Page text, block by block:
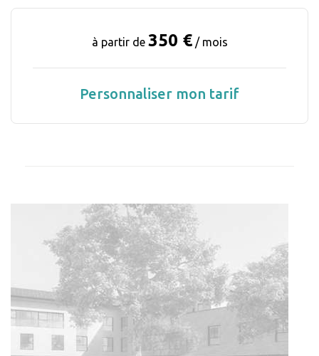
à partir de 350 € / mois
Personnaliser mon tarif